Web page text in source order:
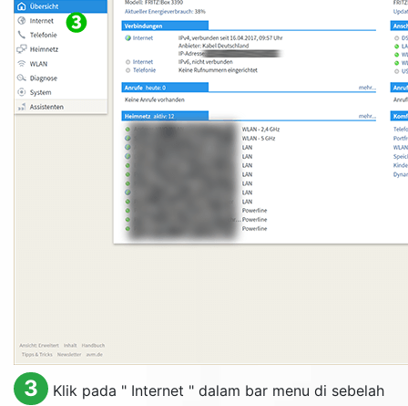
3 Klik pada " Internet " dalam bar menu di sebelah